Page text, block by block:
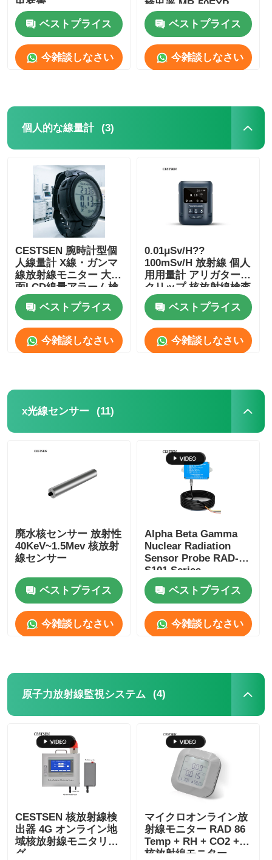
企業情報
会社案内
お問い合わせ
ニュース
ケースを表示
見積依頼
核放射線検出器
個人的な線量計
原子力放射線監視システム
大気負イオンモニター
PM2.5検出器
粒子のセンサー
屋外空気の質監視システム
オゾン検出器
光ファイバー温度計
出装置
ベストプライス
今雑談しなさい
検出器 MR-50EXP
ベストプライス
今雑談しなさい
個人的な線量計 (3)
CESTSEN 腕時計型個
人線量計 X線・ガンマ
線放射線モニター 大画
面LCD線量アラーム検
出器付き
ベストプライス
今雑談しなさい
0.01μSv/H??
100mSv/H 放射線 個人
用用量計 アリガター
クリップ 核放射線検査
器
ベストプライス
今雑談しなさい
x光線センサー (11)
廃水核センサー 放射性
40KeV~1.5Mev 核放射
線センサー
ベストプライス
今雑談しなさい
Alpha Beta Gamma
Nuclear Radiation
Sensor Probe RAD-
S101 Series
ベストプライス
今雑談しなさい
原子力放射線監視システム (4)
CESTSEN 核放射線検
出器 4G オンライン地
域核放射線モニタリン
グ
マイクロオンライン放
射線モニター RAD 86
Temp + RH + CO2 +
核放射線モニター